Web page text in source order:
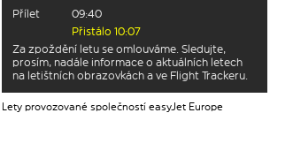
Přílet
09:40
Přistálo 10:07
Za zpoždění letu se omlouváme. Sledujte,
prosím, nadále informace o aktuálních letech
na letištních obrazovkách a ve Flight Trackeru.
Lety provozované společností easyJet Europe